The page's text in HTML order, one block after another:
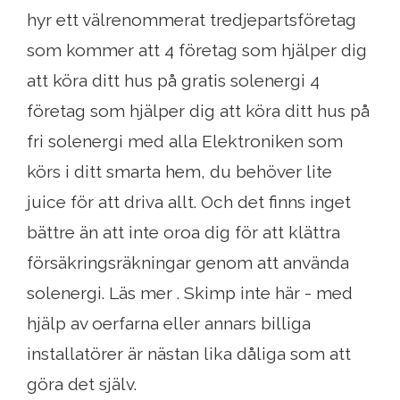
hyr ett välrenommerat tredjepartsföretag
som kommer att 4 företag som hjälper dig
att köra ditt hus på gratis solenergi 4
företag som hjälper dig att köra ditt hus på
fri solenergi med alla Elektroniken som
körs i ditt smarta hem, du behöver lite
juice för att driva allt. Och det finns inget
bättre än att inte oroa dig för att klättra
försäkringsräkningar genom att använda
solenergi. Läs mer . Skimp inte här - med
hjälp av oerfarna eller annars billiga
installatörer är nästan lika dåliga som att
göra det själv.